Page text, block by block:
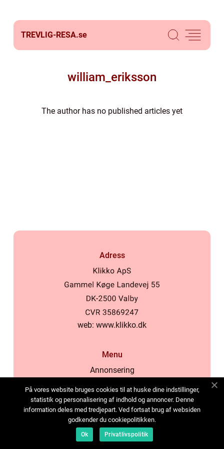
TREVLIG-RESA.se
william_eriksson
The author has no published articles yet
Adress
web: www.klikko.dk
Menu
Annonsering
Cookies
Kontakta oss
Sitemap
På vores website bruges cookies til at huske dine indstillinger,
statistik og personalisering af indhold og annoncer. Denne
information deles med tredjepart. Ved fortsat brug af websiden
godkender du cookiepolitikken.
Ok Privatlivspolitik